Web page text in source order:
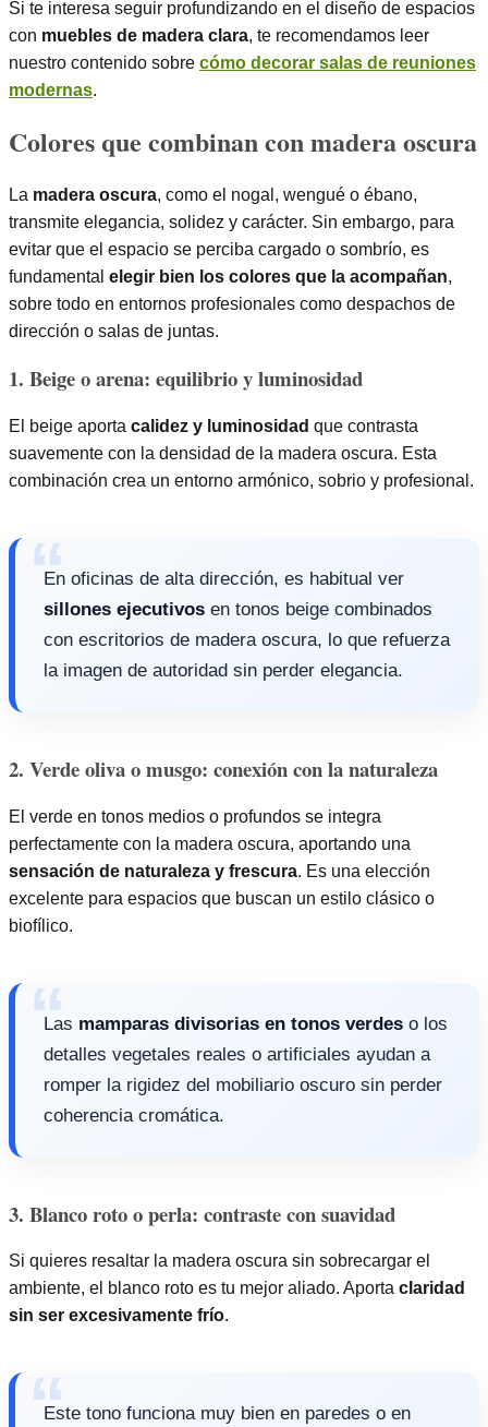
Si te interesa seguir profundizando en el diseño de espacios
con muebles de madera clara, te recomendamos leer
nuestro contenido sobre cómo decorar salas de reuniones
modernas.
Colores que combinan con madera oscura
La madera oscura, como el nogal, wengué o ébano,
transmite elegancia, solidez y carácter. Sin embargo, para
evitar que el espacio se perciba cargado o sombrío, es
fundamental elegir bien los colores que la acompañan,
sobre todo en entornos profesionales como despachos de
dirección o salas de juntas.
1. Beige o arena: equilibrio y luminosidad
El beige aporta calidez y luminosidad que contrasta
suavemente con la densidad de la madera oscura. Esta
combinación crea un entorno armónico, sobrio y profesional.
En oficinas de alta dirección, es habitual ver
sillones ejecutivos en tonos beige combinados
con escritorios de madera oscura, lo que refuerza
la imagen de autoridad sin perder elegancia.
2. Verde oliva o musgo: conexión con la naturaleza
El verde en tonos medios o profundos se integra
perfectamente con la madera oscura, aportando una
sensación de naturaleza y frescura. Es una elección
excelente para espacios que buscan un estilo clásico o
biofílico.
Las mamparas divisorias en tonos verdes o los
detalles vegetales reales o artificiales ayudan a
romper la rigidez del mobiliario oscuro sin perder
coherencia cromática.
3. Blanco roto o perla: contraste con suavidad
Si quieres resaltar la madera oscura sin sobrecargar el
ambiente, el blanco roto es tu mejor aliado. Aporta claridad
sin ser excesivamente frío.
Este tono funciona muy bien en paredes o en